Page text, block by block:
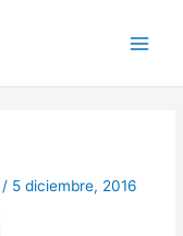
/ 5 diciembre, 2016